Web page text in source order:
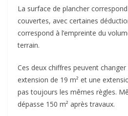
La surface de plancher
couvertes, avec certaines
correspond à l’empreinte du
terrain.
Ces deux chiffres peuvent
extension de 19 m² et une
pas toujours les mêmes règles.
dépasse 150 m² après travaux.